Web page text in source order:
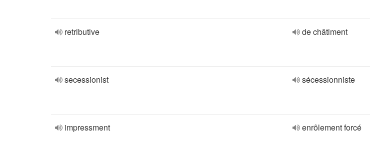
retributive de châtiment
secessionist sécessionniste
impressment enrôlement forcé